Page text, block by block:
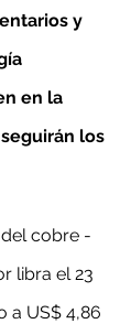
y
en la
los
cobre -
libra el 23
a US$ 4,86